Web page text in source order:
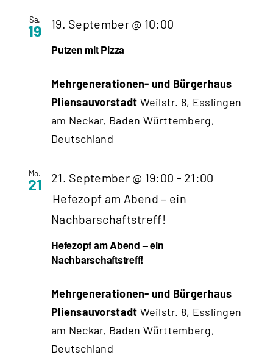
Sa.
19
Putzen mit Pizza
19. September @ 10:00
Mehrgenerationen- und Bürgerhaus
Pliensauvorstadt Weilstr. 8, Esslingen
am Neckar, Baden Württemberg,
Deutschland
Mo.
21
Hefezopf am Abend – ein
Nachbarschaftstreff!
21. September @ 19:00 - 21:00
Hefezopf am Abend – ein
Nachbarschaftstreff!
Mehrgenerationen- und Bürgerhaus
Pliensauvorstadt Weilstr. 8, Esslingen
am Neckar, Baden Württemberg,
Deutschland